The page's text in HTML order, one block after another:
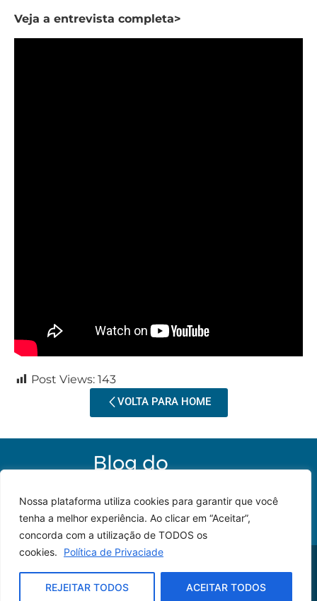
Nossa plataforma utiliza cookies para garantir que você
tenha a melhor experiência. Ao clicar em “Aceitar”,
concorda com a utilização de TODOS os
cookies.
Política de Privaciade
REJEITAR TODOS ACEITAR TODOS
Veja a entrevista completa>
Post Views: 143
VOLTA PARA HOME
direitos reservados.